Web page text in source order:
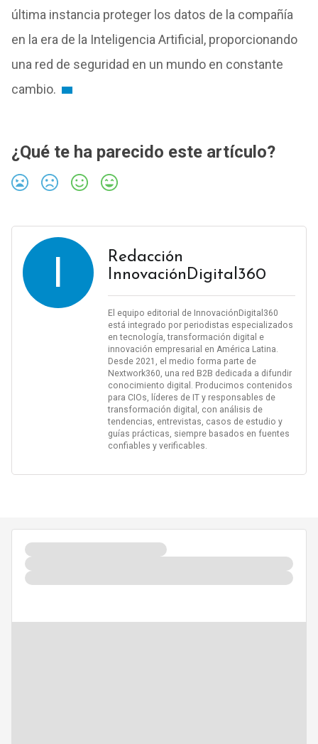
última instancia proteger los datos de la compañía
en la era de la Inteligencia Artificial, proporcionando
una red de seguridad en un mundo en constante
cambio.
¿Qué te ha parecido este artículo?
I
Redacción
InnovaciónDigital360
El equipo editorial de InnovaciónDigital360
está integrado por periodistas especializados
en tecnología, transformación digital e
innovación empresarial en América Latina.
Desde 2021, el medio forma parte de
Nextwork360, una red B2B dedicada a difundir
conocimiento digital. Producimos contenidos
para CIOs, líderes de IT y responsables de
transformación digital, con análisis de
tendencias, entrevistas, casos de estudio y
guías prácticas, siempre basados en fuentes
confiables y verificables.